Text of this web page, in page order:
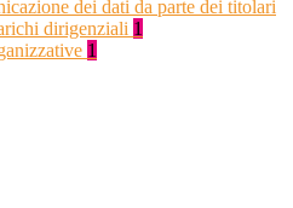
dei dati da parte dei titolari
dirigenziali 1
1